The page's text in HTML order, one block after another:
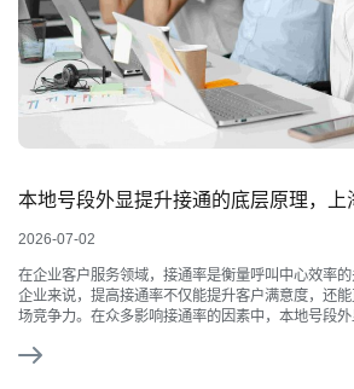
本地号段外显提升接通的底层原理，上
2026-07-02
在企业客户服务领域，接通率是衡量呼叫中心效率
企业来说，提高接通率不仅能提升客户满意度，还
场竞争力。在众多影响接通率的因素中，本地号段